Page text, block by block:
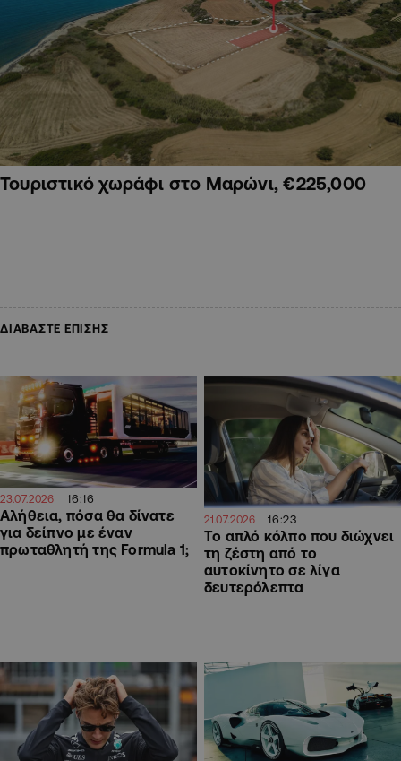
Τουριστικό χωράφι στο Μαρώνι, €225,000
ΔΙΑΒΑΣΤΕ ΕΠΙΣΗΣ
23.07.2026 16:16
Αλήθεια, πόσα θα δίνατε
για δείπνο με έναν
πρωταθλητή της Formula 1;
21.07.2026 16:23
Το απλό κόλπο που διώχνει
τη ζέστη από το
αυτοκίνητο σε λίγα
δευτερόλεπτα